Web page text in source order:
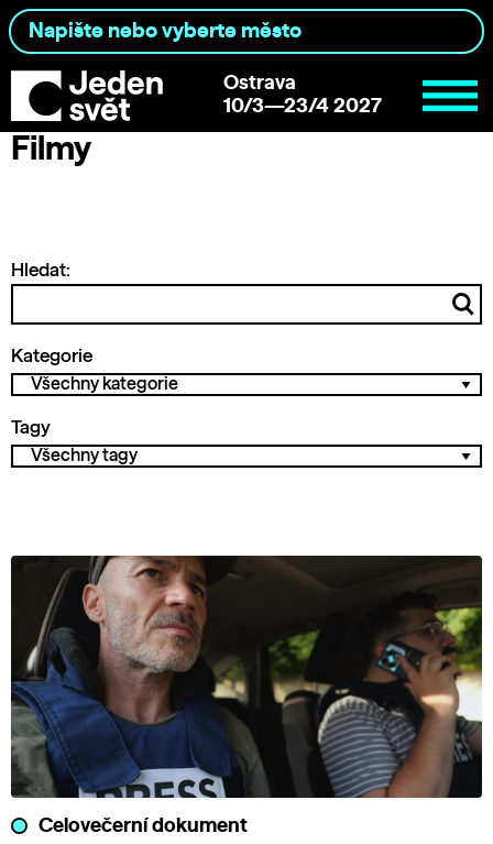
Ostrava
10/3—23/4 2027
Filmy
Hledat:
Kategorie
Tagy
Celovečerní dokument